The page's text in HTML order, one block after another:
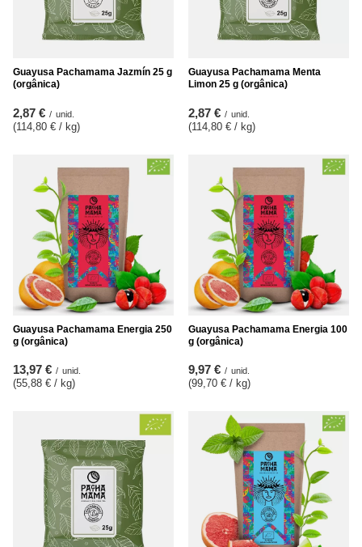
Guayusa Pachamama Jazmín 25 g
(orgânica)
2,87 € / unid.
(114,80 € / kg)
Guayusa Pachamama Menta
Limon 25 g (orgânica)
2,87 € / unid.
(114,80 € / kg)
Guayusa Pachamama Energia 250
g (orgânica)
13,97 € / unid.
(55,88 € / kg)
Guayusa Pachamama Energia 100
g (orgânica)
9,97 € / unid.
(99,70 € / kg)